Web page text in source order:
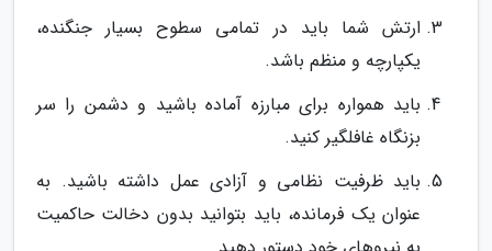
ارتش شما باید در تمامی سطوح بسیار جنگنده،
یکپارچه و منظم باشد.
باید همواره برای مبارزه آماده باشید و دشمن را سر
بزنگاه غافلگیر کنید.
باید ظرفیت نظامی و آزادی عمل داشته باشید. به
عنوان یک فرمانده، باید بتوانید بدون دخالت حاکمیت